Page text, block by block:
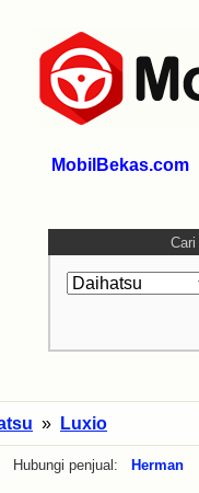
MobilBekas.com
» Luxio
penjual: Herman